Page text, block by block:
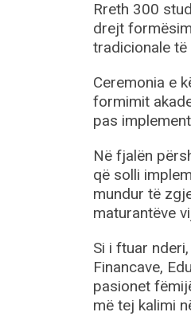
Rreth 300
drejt
tradicionale të
Ceremonia e
formimit
pas
Në fjalën
që solli
mundur të
maturantëve
Si i ftuar
Financave,
pasionet
më tej kalimi